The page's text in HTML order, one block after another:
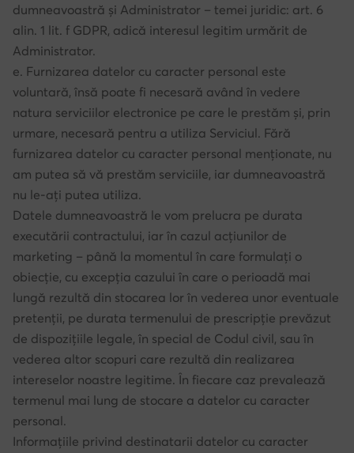
dumneavoastră și Administrator – temei juridic: art. 6
alin. 1 lit. f GDPR, adică interesul legitim urmărit de
Administrator.
e. Furnizarea datelor cu caracter personal este
voluntară, însă poate fi necesară având în vedere
natura serviciilor electronice pe care le prestăm și, prin
urmare, necesară pentru a utiliza Serviciul. Fără
furnizarea datelor cu caracter personal menționate, nu
am putea să vă prestăm serviciile, iar dumneavoastră
nu le-ați putea utiliza.
Datele dumneavoastră le vom prelucra pe durata
executării contractului, iar în cazul acțiunilor de
marketing – până la momentul în care formulați o
obiecție, cu excepția cazului în care o perioadă mai
lungă rezultă din stocarea lor în vederea unor eventuale
pretenții, pe durata termenului de prescripție prevăzut
de dispozițiile legale, în special de Codul civil, sau în
vederea altor scopuri care rezultă din realizarea
intereselor noastre legitime. În fiecare caz prevalează
termenul mai lung de stocare a datelor cu caracter
personal.
Informațiile privind destinatarii datelor cu caracter